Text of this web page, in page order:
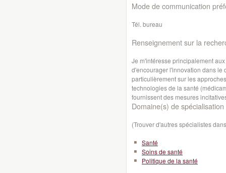
Mode de communication
Tél. bureau
Renseignement sur la
Je m'intéresse principalement
d'encourager l'innovation dans le
particulièrement sur les
technologies de la santé
fournissent des mesures
Domaine(s) de spécialisation
(Trouver d'autres spécialistes
Santé
Soins de santé
Politique de la santé